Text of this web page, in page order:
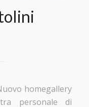
homegallery
personale di